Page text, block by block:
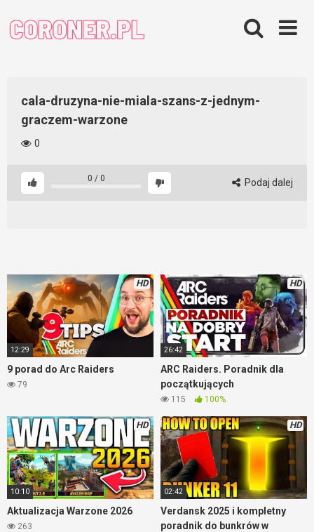
content
cala-druzyna-nie-miala-szans-z-jednym-
graczem-warzone
0
0 / 0 Podaj dalej
HD
12:29
9 porad do Arc Raiders
79
HD
26:42
ARC Raiders. Poradnik dla
początkujących
115 100%
HD
10:10
Aktualizacja Warzone 2026
263
HD
02:42
Verdansk 2025 i kompletny
poradnik do bunkrów w